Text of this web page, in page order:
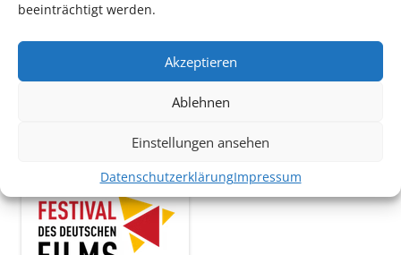
beeinträchtigt werden.
Akzeptieren
Ablehnen
Einstellungen ansehen
DatenschutzerklärungImpressum
Mithilfe im Bereich Technik
. Sie haben Interesse? Dann
*KULTURTIPP SOMMERPAUSE: FESTIVAL DES DEUTSCHEN FILMS*